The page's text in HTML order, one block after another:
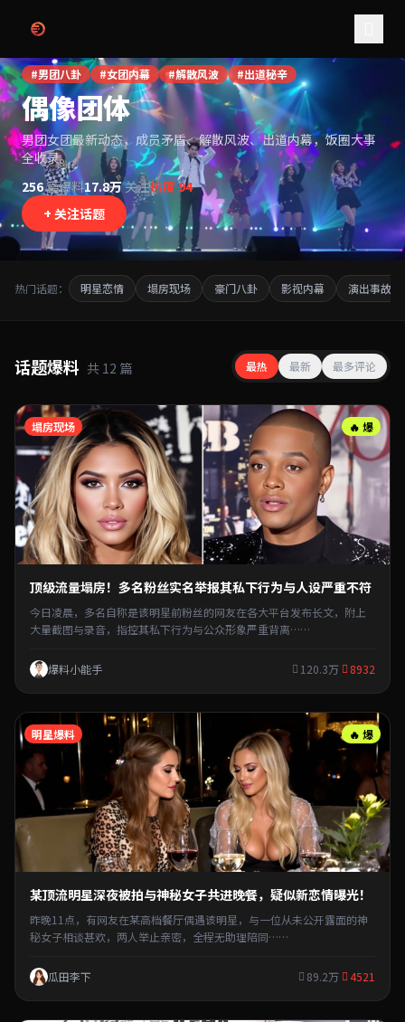
#男团八卦 #女团内幕 #解散风波 #出道秘辛
偶像团体
男团女团最新动态，成员矛盾、解散风波、出道内幕，饭圈大事
全收录。
256篇爆料17.8万关注热度 94
+ 关注话题
热门话题： 明星恋情 塌房现场 豪门八卦 影视内幕 演出事故
话题爆料 共 12 篇 最热 最新 最多评论
塌房现场 🔥 爆
顶级流量塌房！多名粉丝实名举报其私下行为与人设严重不符
今日凌晨，多名自称是该明星前粉丝的网友在各大平台发布长文，附上
大量截图与录音，指控其私下行为与公众形象严重背离……
爆料小能手 120.3万 8932
明星爆料 🔥 爆
某顶流明星深夜被拍与神秘女子共进晚餐，疑似新恋情曝光！
昨晚11点，有网友在某高档餐厅偶遇该明星，与一位从未公开露面的神
秘女子相谈甚欢，两人举止亲密，全程无助理陪同……
瓜田李下 89.2万 4521